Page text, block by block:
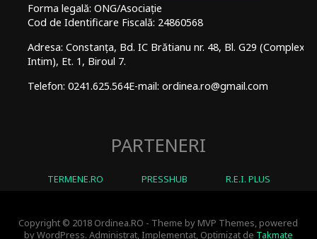
Forma legală: ONG/Asociație
Cod de Identificare Fiscală: 24860568
Adresa: Constanța, Bd. IC Brătianu nr. 48, Bl. G29 (Complex
Intim), Et. 1, Biroul 7.
Telefon: 0241.625.564E-mail: ordinea.ro@gmail.com
PARTENERI
TERMENE.RO PRESSHUB R.E.I. PLUS
Copyright © 2018 Ordinea.RO - Theme by MVP Themes, powered
by WordPress. Administrat, Implementat, Optimizat de Takmate